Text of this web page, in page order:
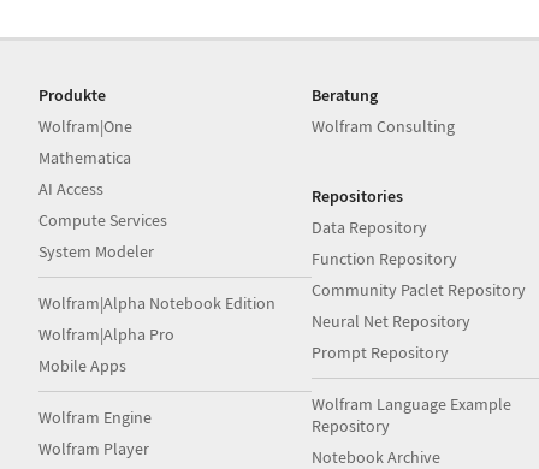
Produkte
Wolfram|One
Mathematica
AI Access
Compute Services
System Modeler
Wolfram|Alpha Notebook Edition
Wolfram|Alpha Pro
Mobile Apps
Wolfram Engine
Wolfram Player
Beratung
Wolfram Consulting
Repositories
Data Repository
Function Repository
Community Paclet Repository
Neural Net Repository
Prompt Repository
Wolfram Language Example
Repository
Notebook Archive